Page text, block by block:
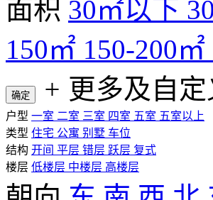
面积 30㎡以下
150㎡ 150-200㎡
确定 + 更多及自定
户型 一室 二室 三室 四室 五室 五室以上
类型 住宅 公寓 别墅 车位
结构 开间 平层 错层 跃层 复式
楼层 低楼层 中楼层 高楼层